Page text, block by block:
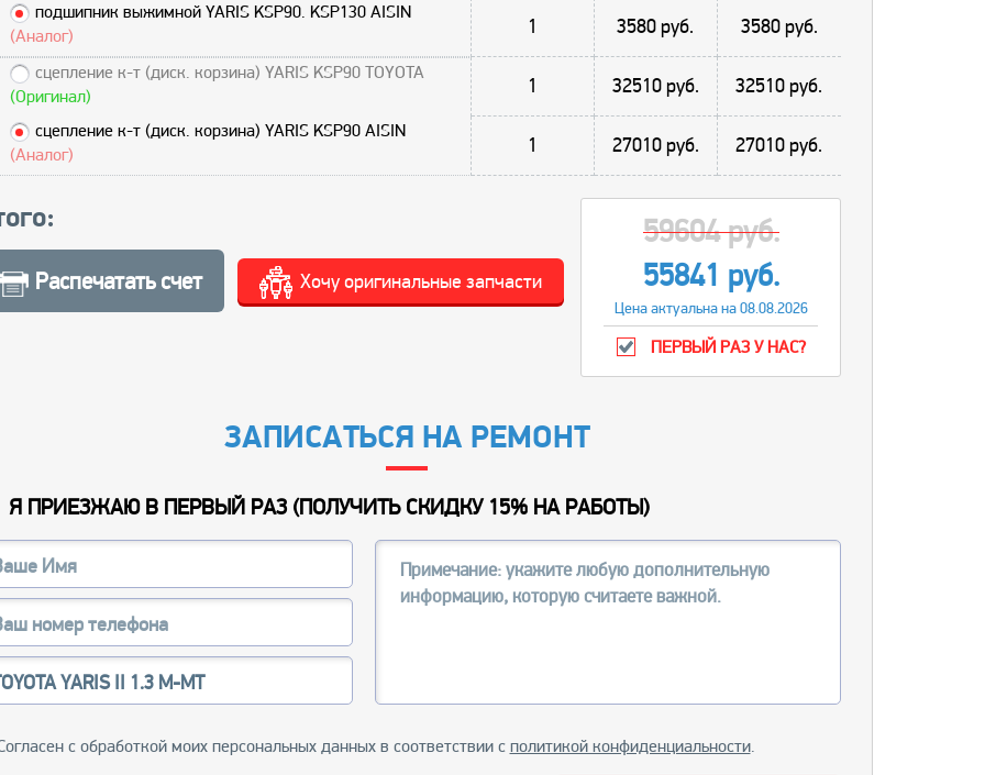
подшипник выжимной YARIS KSP90. KSP130 AISIN
(Аналог)
1 3580 руб. 3580 руб.
сцепление к-т (диск. корзина) YARIS KSP90 TOYOTA
(Оригинал)
1 32510 руб. 32510 руб.
сцепление к-т (диск. корзина) YARIS KSP90 AISIN
(Аналог)
1 27010 руб. 27010 руб.
Распечатать счет Хочу оригинальные запчасти
59604 руб.
55841 руб.
Цена актуальна на 08.08.2026
ПЕРВЫЙ РАЗ У НАС?
ЗАПИСАТЬСЯ НА РЕМОНТ
Я ПРИЕЗЖАЮ В ПЕРВЫЙ РАЗ (ПОЛУЧИТЬ СКИДКУ 15% НА РАБОТЫ)
с обработкой моих персональных данных в соответствии с политикой конфиденциальности.